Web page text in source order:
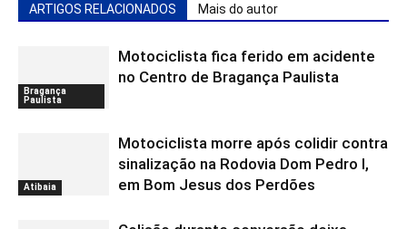
ARTIGOS RELACIONADOS Mais do autor
Bragança
Paulista
Motociclista fica ferido em acidente
no Centro de Bragança Paulista
Atibaia
Motociclista morre após colidir contra
sinalização na Rodovia Dom Pedro I,
em Bom Jesus dos Perdões